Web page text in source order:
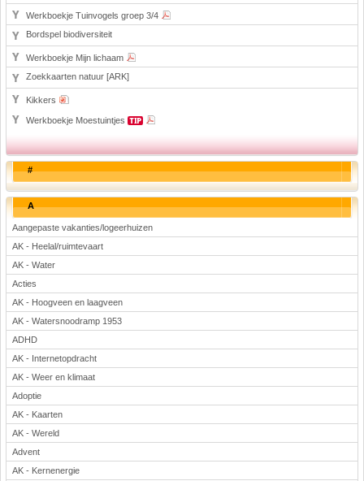
Werkboekje Tuinvogels groep 3/4
Bordspel biodiversiteit
Werkboekje Mijn lichaam
Zoekkaarten natuur [ARK]
Kikkers
Werkboekje Moestuintjes
#
A
Aangepaste vakanties/logeerhuizen
AK - Heelal/ruimtevaart
AK - Water
Acties
AK - Hoogveen en laagveen
AK - Watersnoodramp 1953
ADHD
AK - Internetopdracht
AK - Weer en klimaat
Adoptie
AK - Kaarten
AK - Wereld
Advent
AK - Kernenergie